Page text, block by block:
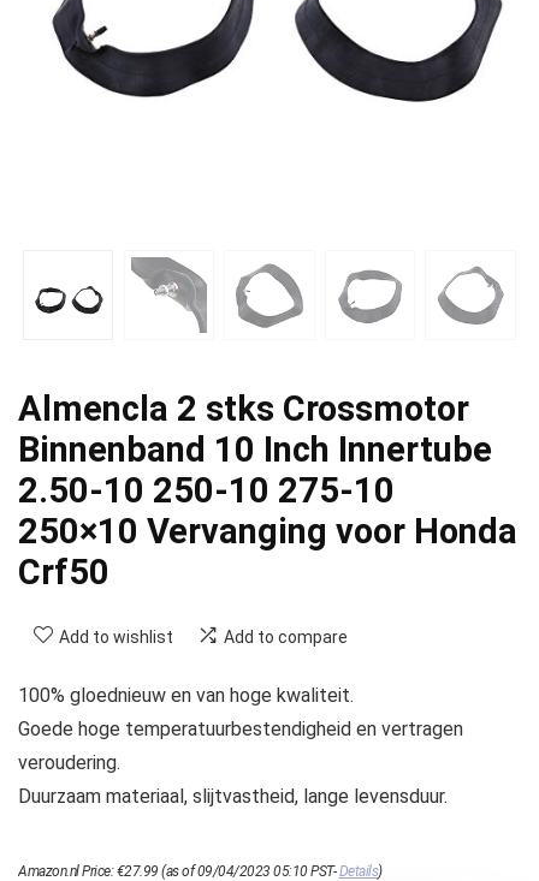
Almencla 2 stks Crossmotor
Binnenband 10 Inch Innertube
2.50-10 250-10 275-10
250×10 Vervanging voor Honda
Crf50
Add to wishlist Add to compare
100% gloednieuw en van hoge kwaliteit.
Goede hoge temperatuurbestendigheid en vertragen
veroudering.
Duurzaam materiaal, slijtvastheid, lange levensduur.
Amazon.nl Price:€27.99 (as of 09/04/2023 05:10 PST-Details)